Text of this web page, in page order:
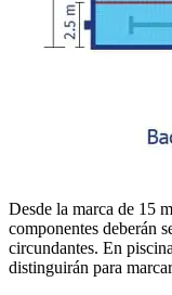
Desde la marca de 15
componentes deberán
circundantes. En
distinguirán para